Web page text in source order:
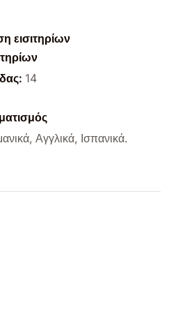
εισιτηρίων
14
, Αγγλικά, Ισπανικά.